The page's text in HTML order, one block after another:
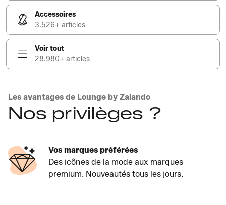
Accessoires
3.526+ articles
Voir tout
28.980+ articles
Les avantages de Lounge by Zalando
Nos privilèges ?
Vos marques préférées
Des icônes de la mode aux marques
premium. Nouveautés tous les jours.